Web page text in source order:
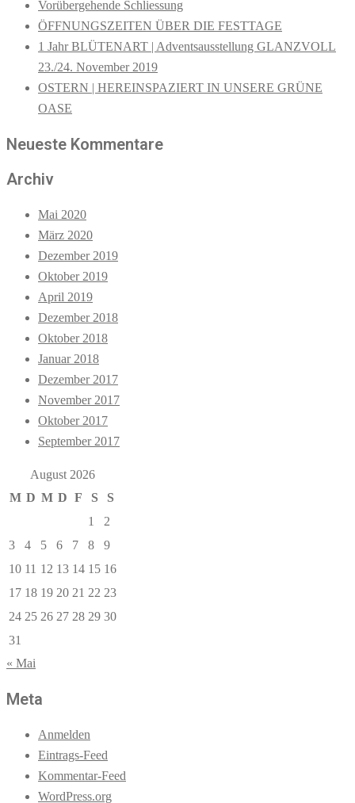
Vorübergehende Schliessung
ÖFFNUNGSZEITEN ÜBER DIE FESTTAGE
1 Jahr BLÜTENART | Adventsausstellung GLANZVOLL
23./24. November 2019
OSTERN | HEREINSPAZIERT IN UNSERE GRÜNE
OASE
Neueste Kommentare
Archiv
Mai 2020
März 2020
Dezember 2019
Oktober 2019
April 2019
Dezember 2018
Oktober 2018
Januar 2018
Dezember 2017
November 2017
Oktober 2017
September 2017
August 2026
M D M D F S
S
1
2
3
4 5 6 7 8
9
10 11 12 13 14 15 16
17 18 19 20 21 22 23
24 25 26 27 28 29 30
31
« Mai
Meta
Anmelden
Eintrags-Feed
Kommentar-Feed
WordPress.org